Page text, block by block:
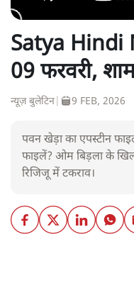
Satya Hindi
09 फरवरी,
न्यूज़ बुलेटिन 9 FEB, 2026
पवन खेड़ा का एपस्टीन
फाइलें? ओम बिड़ला के
रिजिजू में टकराव।